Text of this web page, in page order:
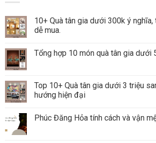
10+ Quà tân gia dưới 300k ý
dễ mua.
Tổng hợp 10 món quà tân gia dưới
Top 10+ Quà tân gia dưới 3 triệu
hướng hiện đại
Phúc Đăng Hỏa tính cách và vận